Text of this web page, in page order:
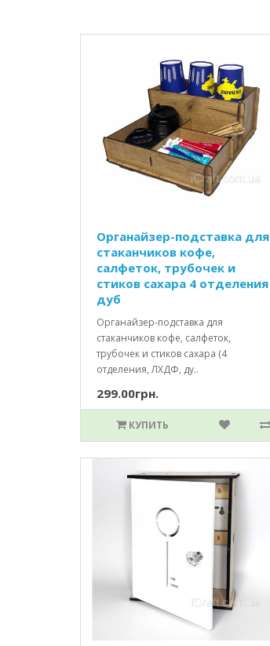
Органайзер-подставка для
стаканчиков кофе,
салфеток, трубочек и
стиков сахара 4 отделения
дуб
Органайзер-подставка для
стаканчиков кофе, салфеток,
трубочек и стиков сахара (4
отделения, ЛХДФ, ду..
299.00грн.
КУПИТЬ